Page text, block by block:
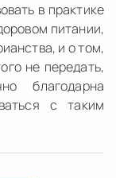
в практике
питании,
и о том,
не передать,
благодарна
с таким